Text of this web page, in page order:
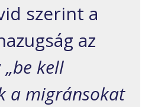
szerint a
az
„be kell
a migránsokat